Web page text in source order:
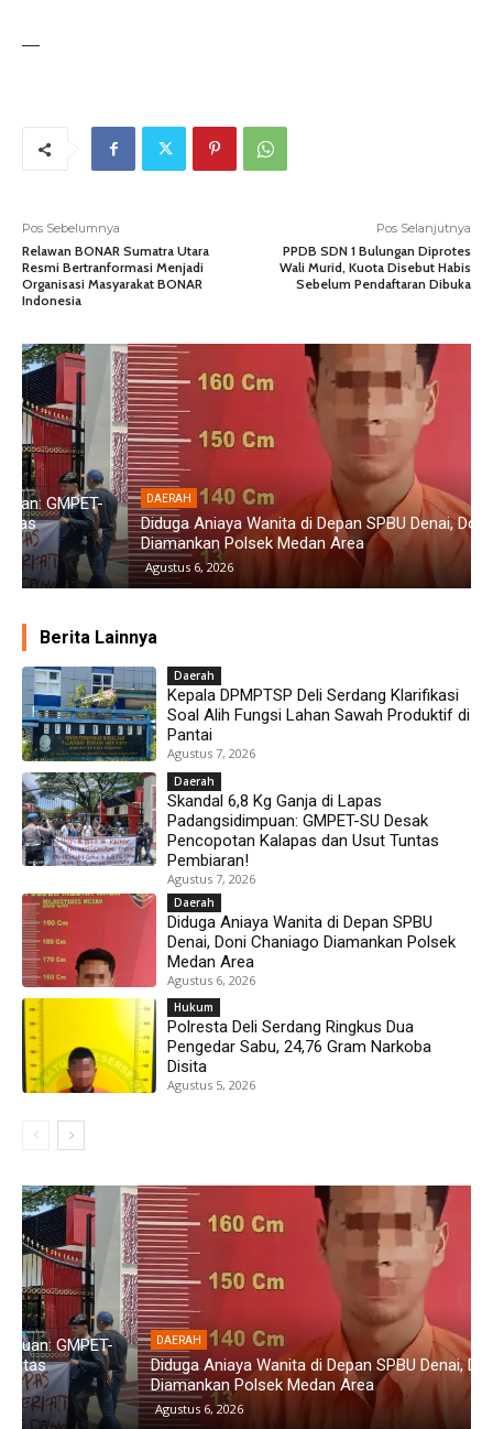
—
Pos Sebelumnya
Relawan BONAR Sumatra Utara
Resmi Bertranformasi Menjadi
Organisasi Masyarakat BONAR
Indonesia
Pos Selanjutnya
PPDB SDN 1 Bulungan Diprotes
Wali Murid, Kuota Disebut Habis
Sebelum Pendaftaran Dibuka
DAERAH
Diduga Aniaya Wanita di Depan SPBU Denai, Doni Chaniago
Diamankan Polsek Medan Area
Agustus 6, 2026
Berita Lainnya
Daerah
Kepala DPMPTSP Deli Serdang Klarifikasi
Soal Alih Fungsi Lahan Sawah Produktif di
Pantai
Agustus 7, 2026
Daerah
Skandal 6,8 Kg Ganja di Lapas
Padangsidimpuan: GMPET-SU Desak
Pencopotan Kalapas dan Usut Tuntas
Pembiaran!
Agustus 7, 2026
Daerah
Diduga Aniaya Wanita di Depan SPBU
Denai, Doni Chaniago Diamankan Polsek
Medan Area
Agustus 6, 2026
Hukum
Polresta Deli Serdang Ringkus Dua
Pengedar Sabu, 24,76 Gram Narkoba
Disita
Agustus 5, 2026
DAERAH
Diduga Aniaya Wanita di Depan SPBU Denai, Doni Chaniago
Diamankan Polsek Medan Area
Agustus 6, 2026